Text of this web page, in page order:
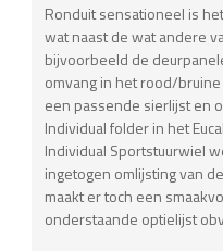
Ronduit sensationeel is
wat naast de wat andere
bijvoorbeeld de
omvang in het rood/bruine
een passende sierlijst en
Individual folder in het
Individual Sportstuurwiel
ingetogen omlijsting van
maakt er toch een
onderstaande optielijst